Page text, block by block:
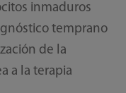
inmaduros
temprano
de la
a la terapia